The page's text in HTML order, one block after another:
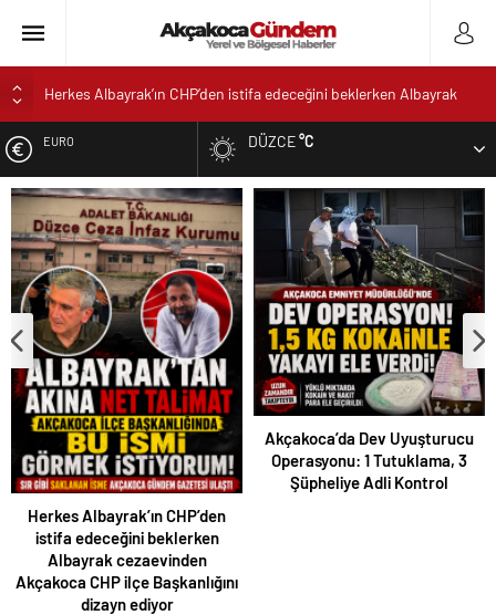
Herkes Albayrak’ın CHP’den istifa edeceğini beklerken Albayrak
Akçakoca’da Dev Uyuşturucu Operasyonu: 1 Tutuklama, 3
AKÇAKOCA’DA İŞ DÜNYASININ KALBİ KALE KOYU
LANSMANINDA ATTI
Saklı Koy Otel’de Yoğunluk: Misafirler Yer Bulmakta Zorlandı
SAHİLLERDE TEMİZLİK ALARMI!
EURO
ALTIN
DOLAR
DÜZCE°C
Herkes Albayrak’ın CHP’den
istifa edeceğini beklerken
Albayrak cezaevinden
Akçakoca CHP ilçe Başkanlığını
dizayn ediyor
Akçakoca’da Dev Uyuşturucu
Operasyonu: 1 Tutuklama, 3
Şüpheliye Adli Kontrol